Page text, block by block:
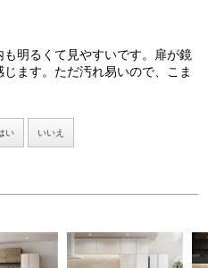
明るくて見やすいです。扉が鏡
ます。ただ汚れ易いので、こま
い いいえ